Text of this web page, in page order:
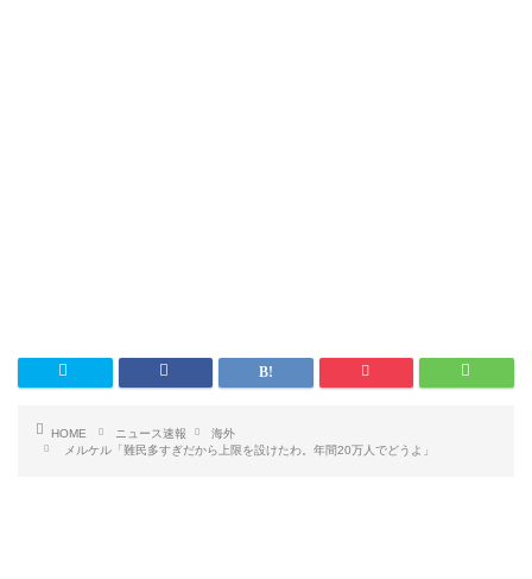
HOME ニュース速報
海外
メルケル「難民多すぎだから上限を設けたわ。年間20万人でどうよ」